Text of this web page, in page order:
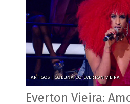
ARTIGOS |COLUNA DO EVERTON VIEIRA
Everton Vieira: